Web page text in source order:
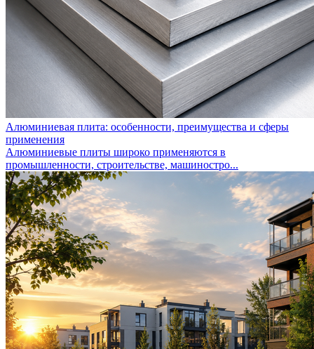
Алюминиевая плита: особенности, преимущества и сферы
применения
Алюминиевые плиты широко применяются в
промышленности, строительстве, машиностро...